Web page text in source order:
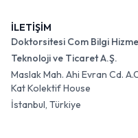
İLETİŞİM
Doktorsitesi Com Bilgi
Teknoloji ve Ticaret A.Ş.
Maslak Mah. Ahi Evran Cd.
Kat Kolektif House
İstanbul, Türkiye